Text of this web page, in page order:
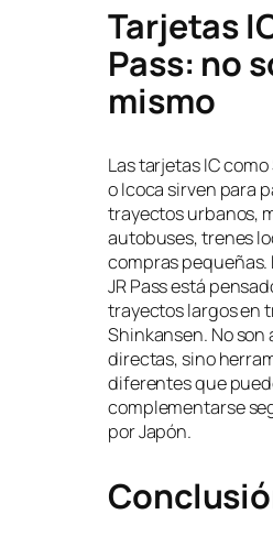
Tarjetas
Pass: no
mismo
Las tarjetas IC
o Icoca sirven para
trayectos urbanos,
autobuses, trenes
compras pequeñas.
JR Pass está
trayectos largos en
Shinkansen. No
directas, sino
diferentes que
complementarse
por Japón.